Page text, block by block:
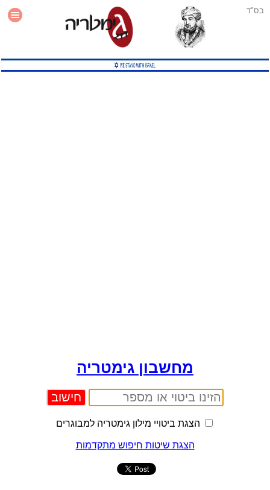
בס"ד
עזרה
מחשבון גימטריה
הצגת ביטויי מילון גימטריה למבוגרים
הצגת שיטות חיפוש מתקדמות